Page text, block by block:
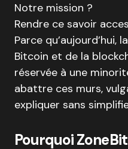
Notre mission ?
Rendre ce savoir
Parce qu’aujourd’hui,
Bitcoin et de la
réservée à une
abattre ces murs,
expliquer sans
Pourquoi